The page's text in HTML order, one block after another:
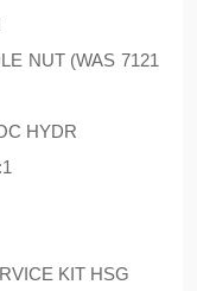
NUT (WAS 7121
HYDR
KIT HSG